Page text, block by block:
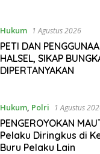
Hukum 1 Agustus 2026
PETI DAN
HALSEL, SIKAP
DIPERTANYAKAN
Hukum, Polri 1 Agustus
PENGEROYOKAN
Pelaku Diringkus di
Buru Pelaku Lain